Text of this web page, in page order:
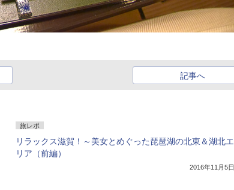
記事へ
旅レポ
リラックス滋賀！～美女とめぐった琵琶湖の北東＆湖北エ
リア（前編）
2016年11月5日